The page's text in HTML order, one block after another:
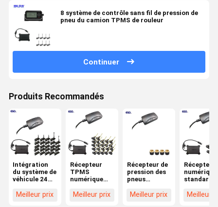
8 système de contrôle sans fil de pression de
pneu du camion TPMS de rouleur
Continuer
Produits Recommandés
Intégration
du système de
véhicule 24
de données
Meilleur prix
Récepteur
TPMS
numérique
camions et
Meilleur prix
Récepteur de
pression des
pneus
LCD 24V pour
Meilleur prix
Récepteur
numérique
standard
à 6 roues
Meilleur